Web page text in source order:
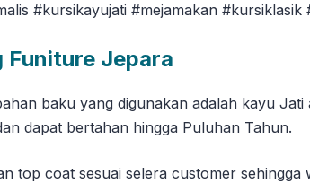
#kursikayujati #mejamakan
Funiture Jepara
baku yang digunakan adalah kayu
dapat bertahan hingga Puluhan Tahun.
top coat sesuai selera customer